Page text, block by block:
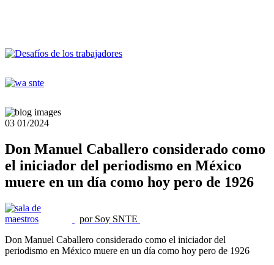
03 01/2024
Don Manuel Caballero considerado como
el iniciador del periodismo en México
muere en un día como hoy pero de 1926
por Soy SNTE
Don Manuel Caballero considerado como el iniciador del
periodismo en México muere en un día como hoy pero de 1926